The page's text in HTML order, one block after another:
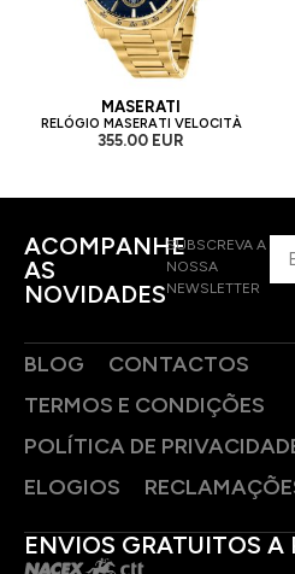
MASERATI
RELÓGIO MASERATI VELOCITÀ
355.00 EUR
ACOMPANHE
AS
NOVIDADES
SUBSCREVA A
NOSSA
NEWSLETTER
BLOG
CONTACTOS
TERMOS E CONDIÇÕES
POLÍTICA DE
ELOGIOS
ENVIOS GRATUITOS A